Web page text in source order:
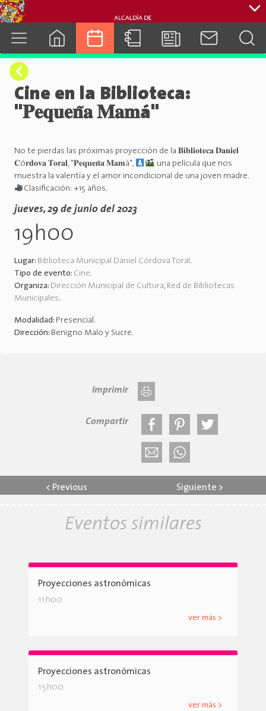
Cine en la Biblioteca:
"𝐏𝐞𝐪𝐮𝐞𝐧̃𝐚 𝐌𝐚𝐦á"
No te pierdas las próximas proyección de la 𝐁𝐢𝐛𝐥𝐢𝐨𝐭𝐞𝐜𝐚 𝐃𝐚𝐧𝐢𝐞𝐥
𝐂ó𝐫𝐝𝐨𝐯𝐚 𝐓𝐨𝐫𝐚𝐥, "𝐏𝐞𝐪𝐮𝐞𝐧̃𝐚 𝐌𝐚𝐦á",
una película que nos
muestra la valentía y el amor incondicional de una joven madre.
Clasificación: +15 años.
jueves, 29 de junio del 2023
19h00
Lugar: Biblioteca Municipal Daniel Córdova Toral.
Tipo de evento: Cine.
Organiza: Dirección Municipal de Cultura, Red de Bibliotecas
Municipales.
Modalidad: Presencial.
Dirección: Benigno Malo y Sucre.
Imprimir
Compartir
< Previous Siguiente >
Eventos similares
Proyecciones astronómicas
11h00
ver más >
Proyecciones astronómicas
15h00
ver más >